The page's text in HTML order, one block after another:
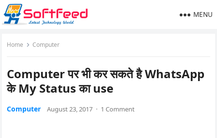
MENU
Home Computer
Computer पर भी कर सकते है WhatsApp
के My Status का use
Computer August 23, 2017 · 1 Comment